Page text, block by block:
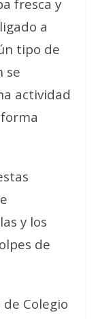
fresca y
a
tipo de
se
actividad
y los
de
Colegio